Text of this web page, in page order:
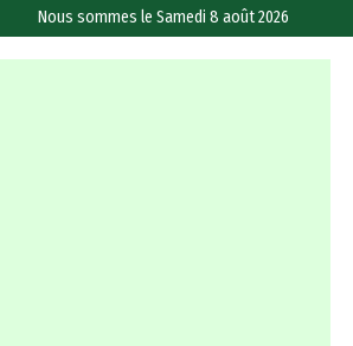
Nous sommes leSamedi 8 août 2026